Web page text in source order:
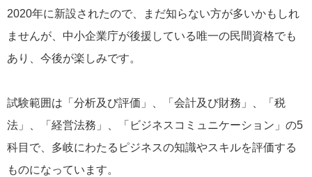
2020年に新設されたので、まだ知らない方が多いかもしれ
ませんが、中小企業庁が後援している唯一の民間資格でも
あり、今後が楽しみです。
試験範囲は「分析及び評価」、「会計及び財務」、「税
法」、「経営法務」、「ビジネスコミュニケーション」の5
科目で、多岐にわたるピジネスの知識やスキルを評価する
ものになっています。